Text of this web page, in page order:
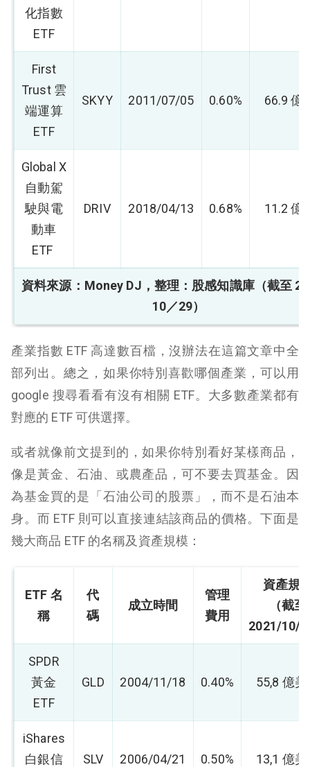
化指數
ETF
First
Trust 雲
端運算
ETF
SKYY 2011/07/05 0.60% 66.9 億
Global X
自動駕
駛與電
動車
ETF
DRIV 2018/04/13 0.68% 11.2 億
資料來源：Money DJ，整理：股感知識庫（截至
10／29）
產業指數 ETF 高達數百檔，沒辦法在這篇文章中全
部列出。總之，如果你特別喜歡哪個產業，可以用
google 搜尋看看有沒有相關 ETF。大多數產業都有
對應的 ETF 可供選擇。
或者就像前文提到的，如果你特別看好某樣商品，
像是黃金、石油、或農產品，可不要去買基金。因
為基金買的是「石油公司的股票」，而不是石油本
身。而 ETF 則可以直接連結該商品的價格。下面是
幾大商品 ETF 的名稱及資產規模：
ETF 名
稱
代
碼
成立時間
管理
費用
資產規
（截至
2021/10/
SPDR
黃金
ETF
GLD 2004/11/18 0.40% 55,8 億
iShares
白銀信
SLV 2006/04/21 0.50% 13,1 億